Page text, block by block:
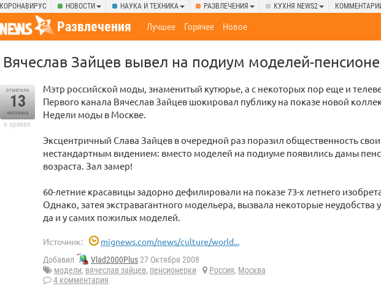
КОРОНАВИРУС НОВОСТИ НАУКА И ТЕХНИКА РАЗВЛЕЧЕНИЯ КУХНЯ NEWS2
Развлечения Лучшее Горячее Новое
Вячеслав Зайцев вывел на подиум моделей-
отметили
13
человека
в архиве
Мэтр российской моды, знаменитый кутюрье, а с некоторых пор еще и
Первого канала Вячеслав Зайцев шокировал публику на показе новой
Недели моды в Москве.
Эксцентричный Слава Зайцев в очередной раз поразил общественность
нестандартным видением: вместо моделей на подиуме появились дамы
возраста. Зал замер!
60-летние красавицы задорно дефилировали на показе 73-х летнего
Однако, затея экстравагантного модельера, вызвала некоторые неудобства
да и у самих пожилых моделей.
Источник: mignews.com/news/culture/world...
Добавил Vlad2000Plus27 Октября 2008
модели, вячеслав зайцев, пенсионерки Россия, Москва
4 комментария